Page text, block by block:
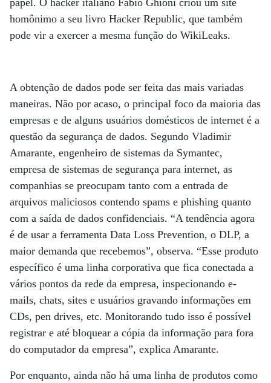
papel. O hacker italiano Fabio Ghioni criou um site
homônimo a seu livro Hacker Republic, que também
pode vir a exercer a mesma função do WikiLeaks.
A obtenção de dados pode ser feita das mais variadas
maneiras. Não por acaso, o principal foco da maioria das
empresas e de alguns usuários domésticos de internet é a
questão da segurança de dados. Segundo Vladimir
Amarante, engenheiro de sistemas da Symantec,
empresa de sistemas de segurança para internet, as
companhias se preocupam tanto com a entrada de
arquivos maliciosos contendo spams e phishing quanto
com a saída de dados confidenciais. “A tendência agora
é de usar a ferramenta Data Loss Prevention, o DLP, a
maior demanda que recebemos”, observa. “Esse produto
específico é uma linha corporativa que fica conectada a
vários pontos da rede da empresa, inspecionando e-
mails, chats, sites e usuários gravando informações em
CDs, pen drives, etc. Monitorando tudo isso é possível
registrar e até bloquear a cópia da informação para fora
do computador da empresa”, explica Amarante.
Por enquanto, ainda não há uma linha de produtos como